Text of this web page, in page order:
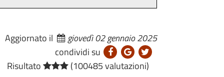
Aggiornato il
giovedì 02 gennaio 2025
condividi su
Risultato
(100485 valutazioni)